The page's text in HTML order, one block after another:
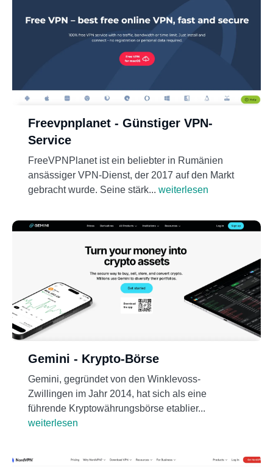
Freevpnplanet - Günstiger VPN-
Service
FreeVPNPlanet ist ein beliebter in Rumänien
ansässiger VPN-Dienst, der 2017 auf den Markt
gebracht wurde. Seine stärk... weiterlesen
Gemini - Krypto-Börse
Gemini, gegründet von den Winklevoss-
Zwillingen im Jahr 2014, hat sich als eine
führende Kryptowährungsbörse etablier...
weiterlesen